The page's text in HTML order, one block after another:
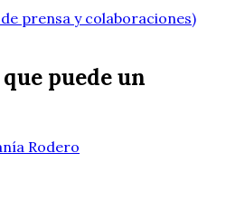
prensa y colaboraciones)
puede un
Rodero